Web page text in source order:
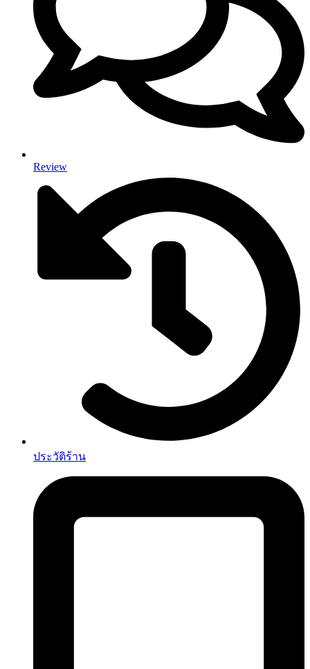
Review
ประวัติร้าน